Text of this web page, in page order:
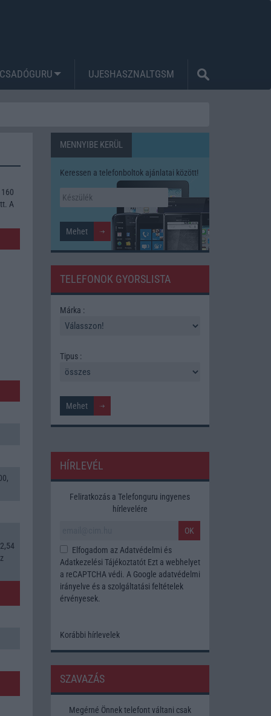
UJESHASZNALTGSM
A
MENNYIBE KERÜL
Keressen a telefonboltok ajánlatai között!
TELEFONOK GYORSLISTA
Márka :
Tipus :
HÍRLEVÉL
Feliratkozás a Telefonguru ingyenes
hírlevelére
OK
Elfogadom az Adatvédelmi és
Adatkezelési TájékoztatótEzt a webhelyet
a reCAPTCHA védi. A Google adatvédelmi
irányelve és a szolgáltatási feltételek
érvényesek.
Korábbi hírlevelek
SZAVAZÁS
Megérné Önnek telefont váltani csak